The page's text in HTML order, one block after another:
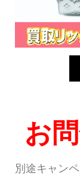
お
別途キャン